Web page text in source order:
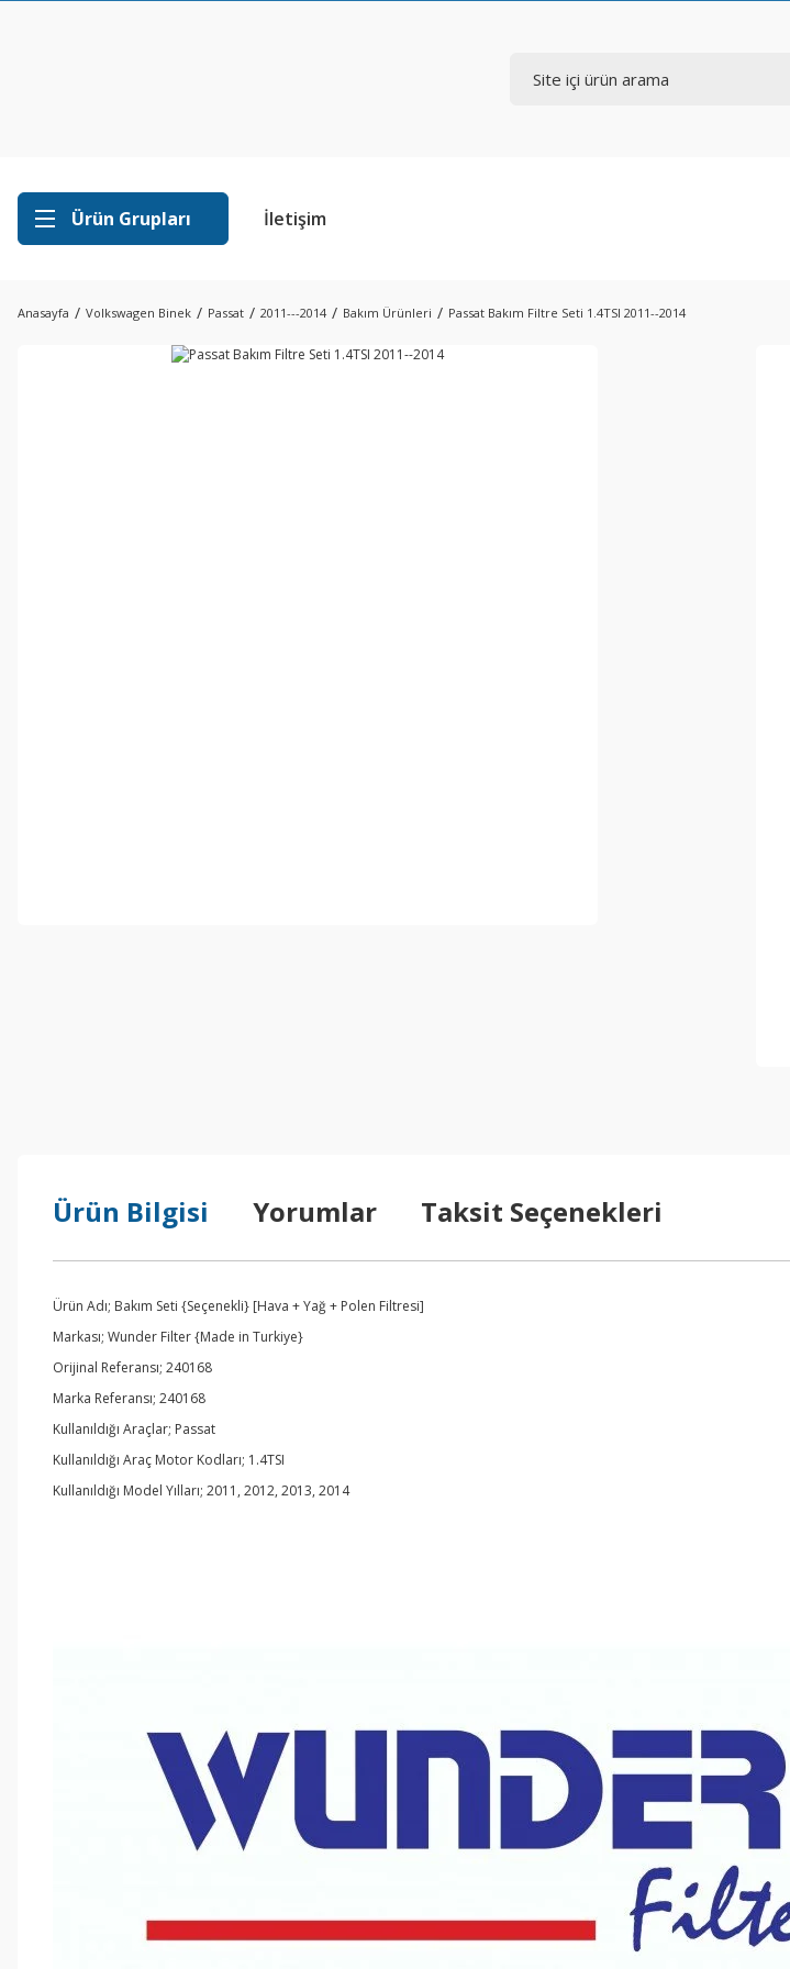
Ürün Grupları İletişim
Anasayfa Volkswagen Binek Passat 2011---2014 Bakım Ürünleri Passat Bakım Filtre Seti 1.4TSI 2011--2014
Ürün Bilgisi Yorumlar Taksit Seçenekleri
Ürün Adı; Bakım Seti {Seçenekli} [Hava + Yağ + Polen Filtresi]
Markası; Wunder Filter {Made in Turkiye}
Orijinal Referansı; 240168
Marka Referansı; 240168
Kullanıldığı Araçlar; Passat
Kullanıldığı Araç Motor Kodları; 1.4TSI
Kullanıldığı Model Yılları; 2011, 2012, 2013, 2014